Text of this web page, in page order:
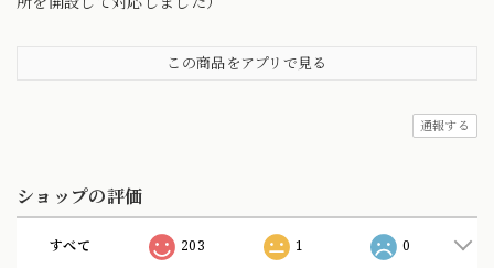
この商品をアプリで見る
通報する
ショップの評価
すべて 203 1 0